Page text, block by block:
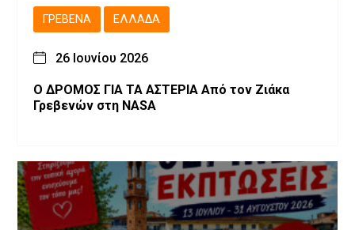
ΓΡΕΒΕΝΆ ΕΛΛΆΔΑ
26 Ιουνίου 2026
Ο ΔΡΟΜΟΣ ΓΙΑ ΤΑ ΑΣΤΕΡΙΑ Από τον Ζιάκα
Γρεβενών στη NASA